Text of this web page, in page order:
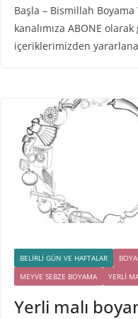
Başla – Bismillah Boyama
kanalımıza ABONE olarak
içeriklerimizden
BELİRLİ GÜN VE HAFTALAR
MEYVE SEBZE BOYAMA
YERLİ
Yerli malı